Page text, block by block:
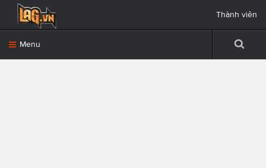
Menu
Thành viên